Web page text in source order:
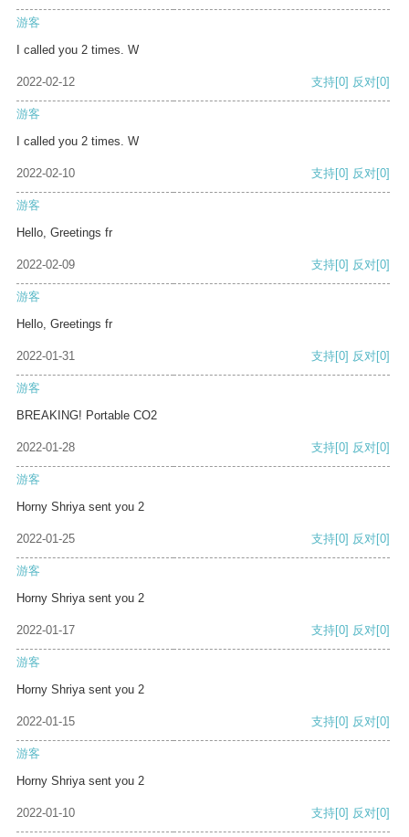
游客
I called you 2 times. W
2022-02-12 支持[0] 反对[0]
游客
I called you 2 times. W
2022-02-10 支持[0] 反对[0]
游客
Hello, Greetings fr
2022-02-09 支持[0] 反对[0]
游客
Hello, Greetings fr
2022-01-31 支持[0] 反对[0]
游客
BREAKING! Portable CO2
2022-01-28 支持[0] 反对[0]
游客
Horny Shriya sent you 2
2022-01-25 支持[0] 反对[0]
游客
Horny Shriya sent you 2
2022-01-17 支持[0] 反对[0]
游客
Horny Shriya sent you 2
2022-01-15 支持[0] 反对[0]
游客
Horny Shriya sent you 2
2022-01-10 支持[0] 反对[0]